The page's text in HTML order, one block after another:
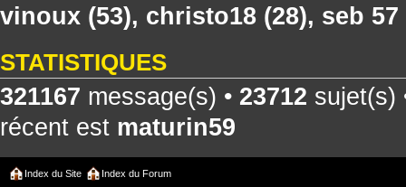
vinoux (53), christo18 (28), seb 57
STATISTIQUES
321167 message(s) • 23712 sujet(s)
récent est maturin59
Index du Site Index du Forum